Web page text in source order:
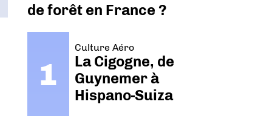
de forêt en France ?
Culture Aéro
La Cigogne, de
Guynemer à
Hispano-Suiza